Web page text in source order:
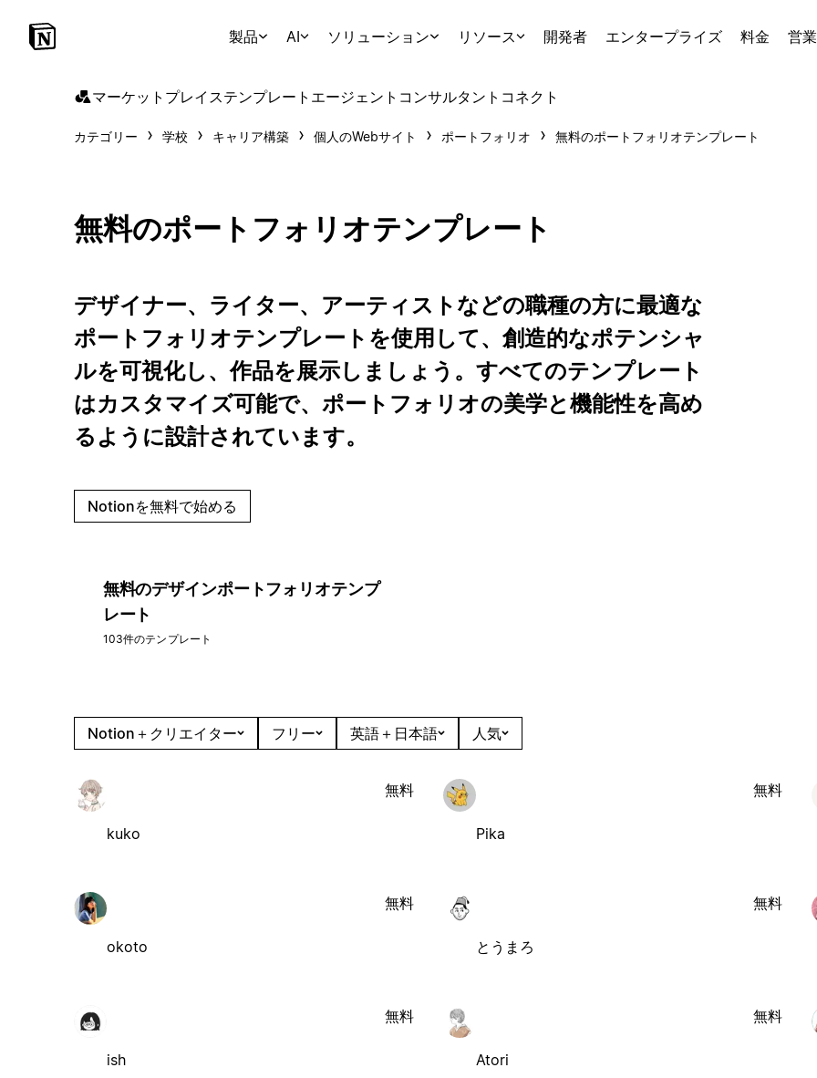
製品 AI ソリューション リソース 開発者 エンタープライズ 料金 営
マーケットプレイステンプレート エージェント コンサルタント コネクト
カテゴリー 学校 キャリア構築 個人のWebサイト ポートフォリオ 無料のポートフォリオテンプレート
無料のポートフォリオテンプレート
デザイナー、ライター、アーティストなどの職種の方に最適な
ポートフォリオテンプレートを使用して、創造的なポテンシャ
ルを可視化し、作品を展示しましょう。すべてのテンプレート
はカスタマイズ可能で、ポートフォリオの美学と機能性を高め
るように設計されています。
Notionを無料で始める
無料のデザインポートフォリオテンプ
レート
103件のテンプレート
Notion＋クリエイター フリー 英語＋日本語 人気
kuko
無料
Pika
無料
okoto
無料
とうまろ
無料
ish
無料
Atori
無料